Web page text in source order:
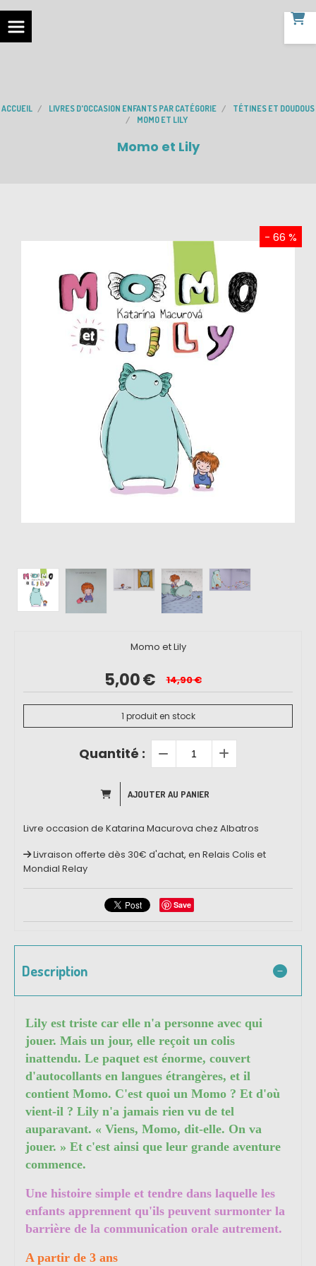
ACCUEIL LIVRES D'OCCASION ENFANTS PAR CATÉGORIE
TÉTINES ET DOUDOUS
MOMO ET LILY
Momo et Lily
- 66 %
Momo et Lily
5,00€ 14,90€
1 produit en stock
Quantité :
AJOUTER AU PANIER
Livre occasion de Katarina Macurova chez Albatros
Livraison offerte dès 30€ d'achat, en Relais Colis et
Mondial Relay
Save
Description
Lily est triste car elle n'a personne avec qui
jouer. Mais un jour, elle reçoit un colis
inattendu. Le paquet est énorme, couvert
d'autocollants en langues étrangères, et il
contient Momo. C'est quoi un Momo ? Et d'où
vient-il ? Lily n'a jamais rien vu de tel
auparavant. « Viens, Momo, dit-elle. On va
jouer. » Et c'est ainsi que leur grande aventure
commence.
Une histoire simple et tendre dans laquelle les
enfants apprennent qu'ils peuvent surmonter la
barrière de la communication orale autrement.
A partir de 3 ans